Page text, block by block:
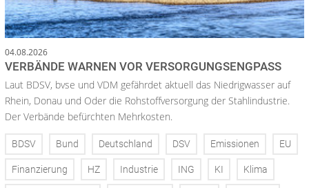
04.08.2026
VERBÄNDE WARNEN VOR VERSORGUNGSENGPASS
Laut BDSV, bvse und VDM gefährdet aktuell das Niedrigwasser auf
Rhein, Donau und Oder die Rohstoffversorgung der Stahlindustrie.
Der Verbände befürchten Mehrkosten.
BDSV Bund Deutschland DSV Emissionen EU
Finanzierung HZ Industrie ING KI Klima